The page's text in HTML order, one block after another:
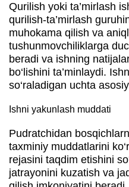
Qurilish yoki ta’mirlash
qurilish-ta’mirlash
muhokama qilish va
tushunmovchiliklarga
beradi va ishning
bo‘lishini ta’minlaydi.
so‘raladigan uchta
Ishni yakunlash muddati
Pudratchidan
taxminiy muddatlarini
rejasini taqdim etishini
jatrayonini kuzatish va